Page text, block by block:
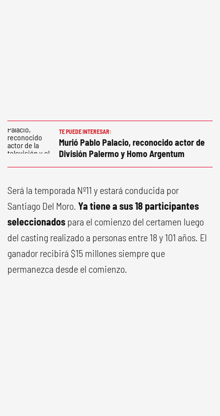
TE PUEDE INTERESAR:
Murió Pablo Palacio, reconocido actor de
División Palermo y Homo Argentum
Será la temporada Nº11 y estará conducida por
Santiago Del Moro. Ya tiene a sus 18 participantes
seleccionados para el comienzo del certamen luego
del casting realizado a personas entre 18 y 101 años. El
ganador recibirá $15 millones siempre que
permanezca desde el comienzo.